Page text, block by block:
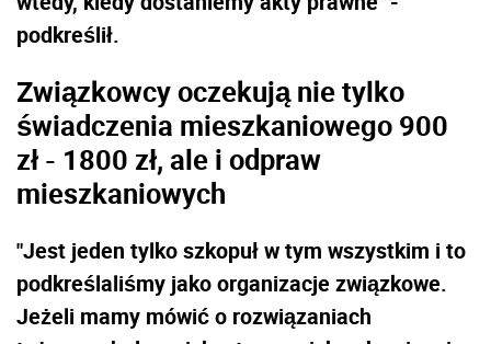
podkreślił.
Związkowcy oczekują nie tylko
świadczenia mieszkaniowego 900
zł - 1800 zł, ale i odpraw
mieszkaniowych
"Jest jeden tylko szkopuł w tym wszystkim i to
podkreślaliśmy jako organizacje związkowe.
Jeżeli mamy mówić o rozwiązaniach